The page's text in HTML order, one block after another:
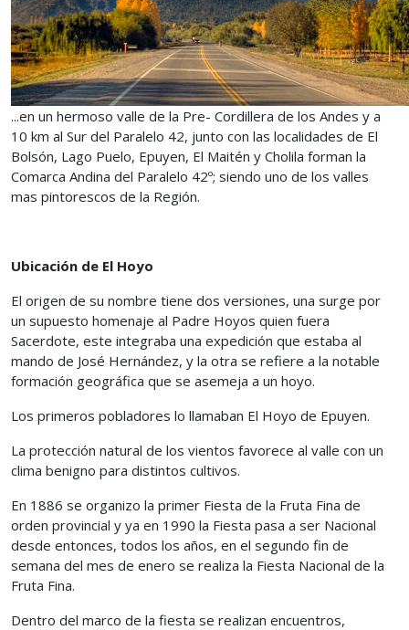
...en un hermoso valle de la Pre- Cordillera de los Andes y a
10 km al Sur del Paralelo 42, junto con las localidades de El
Bolsón, Lago Puelo, Epuyen, El Maitén y Cholila forman la
Comarca Andina del Paralelo 42º; siendo uno de los valles
mas pintorescos de la Región.
Ubicación de El Hoyo
El origen de su nombre tiene dos versiones, una surge por
un supuesto homenaje al Padre Hoyos quien fuera
Sacerdote, este integraba una expedición que estaba al
mando de José Hernández, y la otra se refiere a la notable
formación geográfica que se asemeja a un hoyo.
Los primeros pobladores lo llamaban El Hoyo de Epuyen.
La protección natural de los vientos favorece al valle con un
clima benigno para distintos cultivos.
En 1886 se organizo la primer Fiesta de la Fruta Fina de
orden provincial y ya en 1990 la Fiesta pasa a ser Nacional
desde entonces, todos los años, en el segundo fin de
semana del mes de enero se realiza la Fiesta Nacional de la
Fruta Fina.
Dentro del marco de la fiesta se realizan encuentros,